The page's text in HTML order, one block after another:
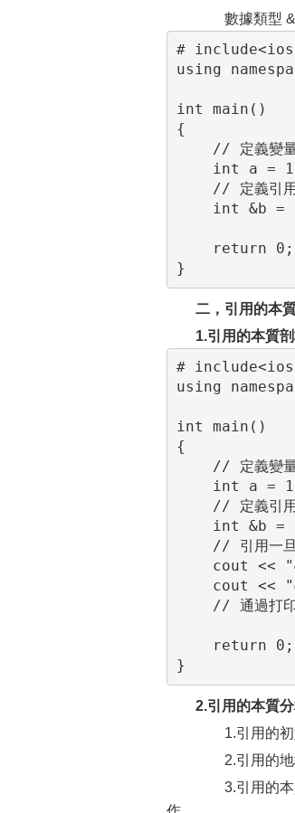
數據類型 &
#
using
int main()
{
// 定義變
int a =
// 定義引
int &b =
    return 0;
}
二，引用的本
1.引用的本質
#
using
int main()
{
// 定義變
int a =
// 定義引
int &b =
// 引用一旦
cout <<
cout <<
// 通過打印
    return 0;
}
2.引用的本質
1.引用的初始
2.引用的地址
3.引用的本